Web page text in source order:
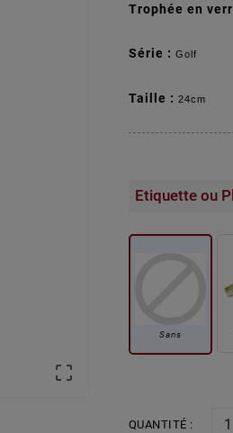

Trophée en
Série : Golf
Taille : 24cm
Etiquette ou
Sans
QUANTITÉ :